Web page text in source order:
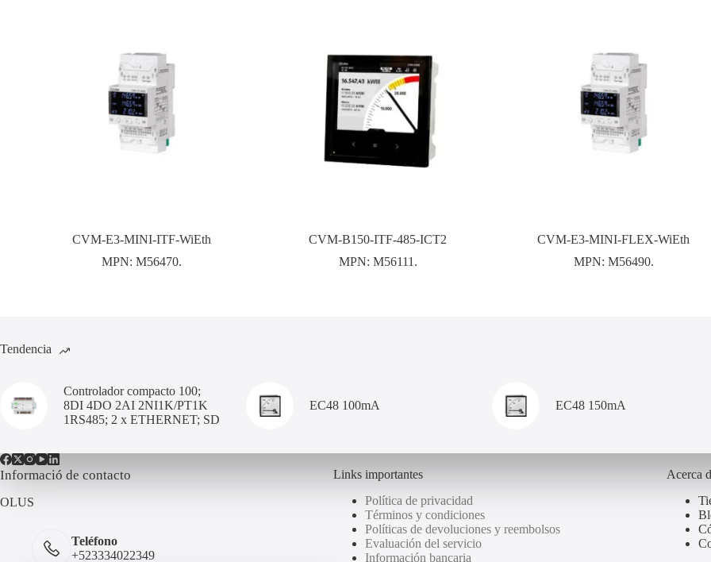
CVM-E3-MINI-ITF-WiEth
MPN:M56470.
CVM-B150-ITF-485-ICT2
MPN: M56111.
CVM-E3-MINI-FLEX-WiEth
MPN: M56490.
Tendencia
Controlador compacto 100;
8DI 4DO 2AI 2NI1K/PT1K
1RS485; 2 x ETHERNET; SD
EC48 100mA EC48 150mA
Informació de contacto
OLUS
Teléfono
+523334022349
Links importantes
Política de privacidad
Términos y condiciones
Políticas de devoluciones y reembolsos
Evaluación del servicio
Información bancaria
Acerca